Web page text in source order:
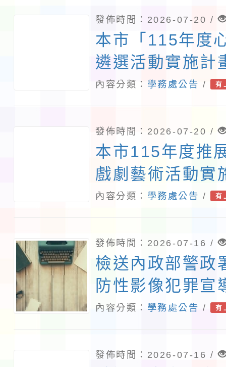
發佈時間：2026-07-20 /
本市「115年度
遴選活動實施計
內容分類： 學務處公告 / 有
發佈時間：2026-07-20 /
本市115年度推
戲劇藝術活動實
內容分類： 學務處公告 / 有
發佈時間：2026-07-16 /
檢送內政部警政
防性影像犯罪宣
份，請貴校加強
內容分類： 學務處公告 / 有
發佈時間：2026-07-16 /